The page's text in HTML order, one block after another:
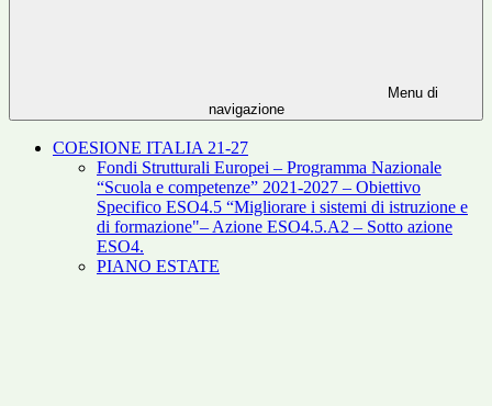
Menu di
navigazione
COESIONE ITALIA 21-27
Fondi Strutturali Europei – Programma Nazionale
“Scuola e competenze” 2021-2027 – Obiettivo
Specifico ESO4.5 “Migliorare i sistemi di istruzione e
di formazione"– Azione ESO4.5.A2 – Sotto azione
ESO4.
PIANO ESTATE